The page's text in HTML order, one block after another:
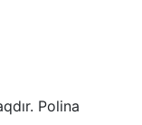
Polina